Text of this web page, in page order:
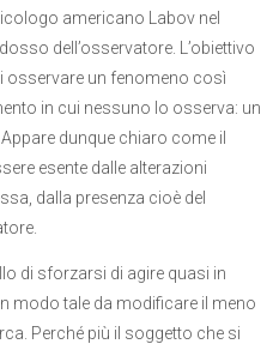
americano Labov nel
dell’osservatore. L’obiettivo
osservare un fenomeno così
in cui nessuno lo osserva: un
dunque chiaro come il
esente dalle alterazioni
dalla presenza cioè del
di sforzarsi di agire quasi in
modo tale da modificare il meno
Perché più il soggetto che si